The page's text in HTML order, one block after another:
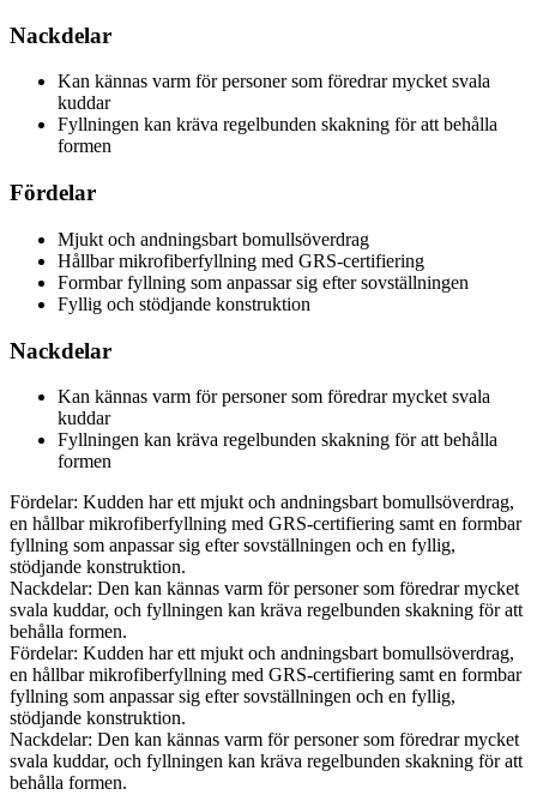
Nackdelar
Kan kännas varm för personer som föredrar mycket svala
kuddar
Fyllningen kan kräva regelbunden skakning för att behålla
formen
Fördelar
Mjukt och andningsbart bomullsöverdrag
Hållbar mikrofiberfyllning med GRS-certifiering
Formbar fyllning som anpassar sig efter sovställningen
Fyllig och stödjande konstruktion
Nackdelar
Kan kännas varm för personer som föredrar mycket svala
kuddar
Fyllningen kan kräva regelbunden skakning för att behålla
formen
Fördelar: Kudden har ett mjukt och andningsbart bomullsöverdrag,
en hållbar mikrofiberfyllning med GRS-certifiering samt en formbar
fyllning som anpassar sig efter sovställningen och en fyllig,
stödjande konstruktion.
Nackdelar: Den kan kännas varm för personer som föredrar mycket
svala kuddar, och fyllningen kan kräva regelbunden skakning för att
behålla formen.
Fördelar: Kudden har ett mjukt och andningsbart bomullsöverdrag,
en hållbar mikrofiberfyllning med GRS-certifiering samt en formbar
fyllning som anpassar sig efter sovställningen och en fyllig,
stödjande konstruktion.
Nackdelar: Den kan kännas varm för personer som föredrar mycket
svala kuddar, och fyllningen kan kräva regelbunden skakning för att
behålla formen.